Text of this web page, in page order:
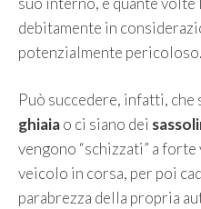
debitamente in
potenzialmente pericoloso.
Può succedere, infatti,
ghiaiao ci siano dei
vengono “schizzati” a
veicolo in corsa, per poi
parabrezza della propria